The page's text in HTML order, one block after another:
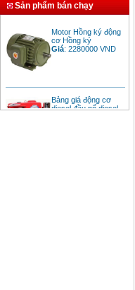
Sản phẩm bán chạy
cơ Hồng ký
Giá :2280000
diesel đầu nổ diesel
Giá:6500000VND